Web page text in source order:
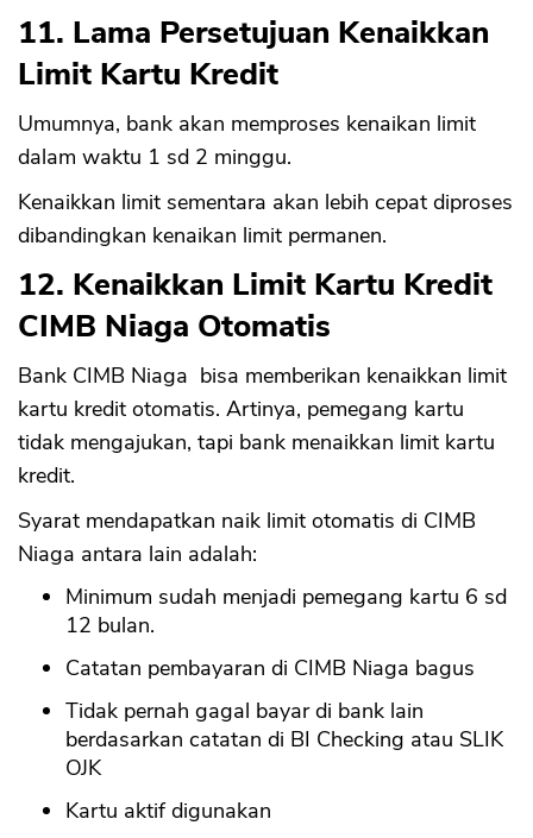
11. Lama Persetujuan Kenaikkan
Limit Kartu Kredit
Umumnya, bank akan memproses kenaikan limit
dalam waktu 1 sd 2 minggu.
Kenaikkan limit sementara akan lebih cepat diproses
dibandingkan kenaikan limit permanen.
12. Kenaikkan Limit Kartu Kredit
CIMB Niaga Otomatis
Bank CIMB Niaga bisa memberikan kenaikkan limit
kartu kredit otomatis. Artinya, pemegang kartu
tidak mengajukan, tapi bank menaikkan limit kartu
kredit.
Syarat mendapatkan naik limit otomatis di CIMB
Niaga antara lain adalah:
Minimum sudah menjadi pemegang kartu 6 sd
12 bulan.
Catatan pembayaran di CIMB Niaga bagus
Tidak pernah gagal bayar di bank lain
berdasarkan catatan di BI Checking atau SLIK
OJK
Kartu aktif digunakan